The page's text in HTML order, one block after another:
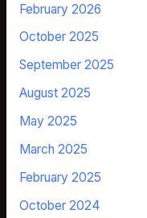
February 2026
October 2025
September 2025
August 2025
May 2025
March 2025
February 2025
October 2024